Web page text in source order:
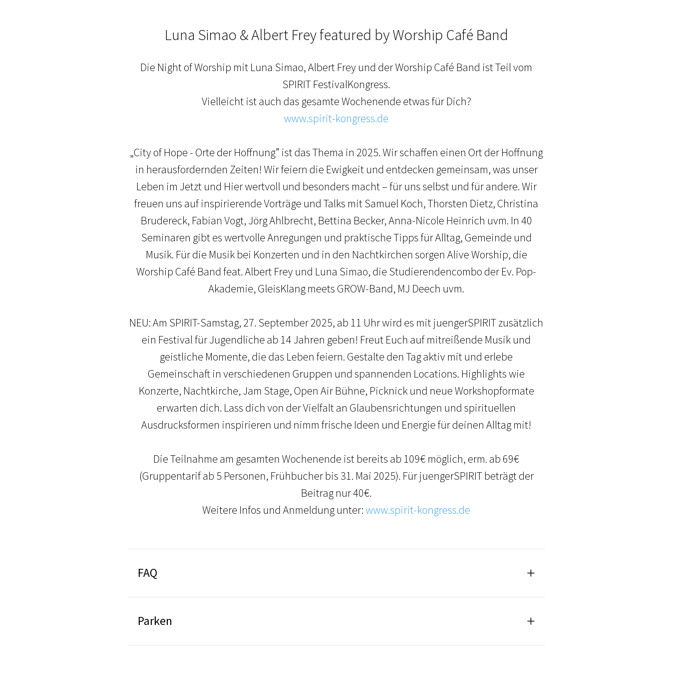
Luna Simao & Albert Frey featured by Worship Café Band
Die Night of Worship mit Luna Simao, Albert Frey und der Worship Café Band ist Teil vom
SPIRIT FestivalKongress.
Vielleicht ist auch das gesamte Wochenende etwas für Dich?
www.spirit-kongress.de
„City of Hope - Orte der Hoffnung” ist das Thema in 2025. Wir schaffen einen Ort der Hoffnung
in herausfordernden Zeiten! Wir feiern die Ewigkeit und entdecken gemeinsam, was unser
Leben im Jetzt und Hier wertvoll und besonders macht – für uns selbst und für andere. Wir
freuen uns auf inspirierende Vorträge und Talks mit Samuel Koch, Thorsten Dietz, Christina
Brudereck, Fabian Vogt, Jörg Ahlbrecht, Bettina Becker, Anna-Nicole Heinrich uvm. In 40
Seminaren gibt es wertvolle Anregungen und praktische Tipps für Alltag, Gemeinde und
Musik. Für die Musik bei Konzerten und in den Nachtkirchen sorgen Alive Worship, die
Worship Café Band feat. Albert Frey und Luna Simao, die Studierendencombo der Ev. Pop-
Akademie, GleisKlang meets GROW-Band, MJ Deech uvm.
NEU: Am SPIRIT-Samstag, 27. September 2025, ab 11 Uhr wird es mit juengerSPIRIT zusätzlich
ein Festival für Jugendliche ab 14 Jahren geben! Freut Euch auf mitreißende Musik und
geistliche Momente, die das Leben feiern. Gestalte den Tag aktiv mit und erlebe
Gemeinschaft in verschiedenen Gruppen und spannenden Locations. Highlights wie
Konzerte, Nachtkirche, Jam Stage, Open Air Bühne, Picknick und neue Workshopformate
erwarten dich. Lass dich von der Vielfalt an Glaubensrichtungen und spirituellen
Ausdrucksformen inspirieren und nimm frische Ideen und Energie für deinen Alltag mit!
Die Teilnahme am gesamten Wochenende ist bereits ab 109€ möglich, erm. ab 69€
(Gruppentarif ab 5 Personen, Frühbucher bis 31. Mai 2025). Für juengerSPIRIT beträgt der
Beitrag nur 40€.
Weitere Infos und Anmeldung unter:www.spirit-kongress.de
FAQ
Parken